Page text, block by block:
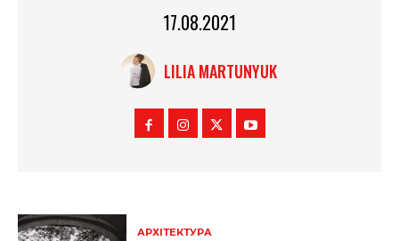
17.08.2021
LILIA MARTUNYUK
АРХІТЕКТУРА